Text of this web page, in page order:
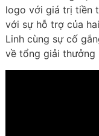
logo với giá trị tiền
với sự hỗ trợ của
Linh cùng sự cố
về tổng giải thưởng